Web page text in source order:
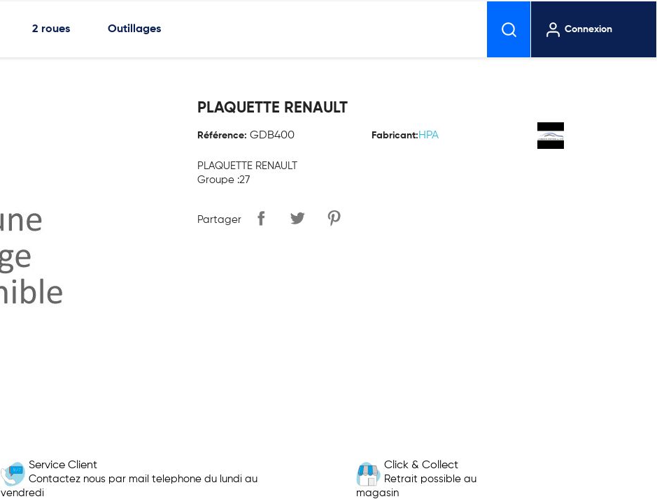
2 roues Outillages Connexion
PLAQUETTE RENAULT
Référence: GDB400 Fabricant: HPA
PLAQUETTE RENAULT
Groupe :27
Partager
Service Client
Contactez nous par mail telephone du lundi au
vendredi
Click & Collect
Retrait possible au
magasin